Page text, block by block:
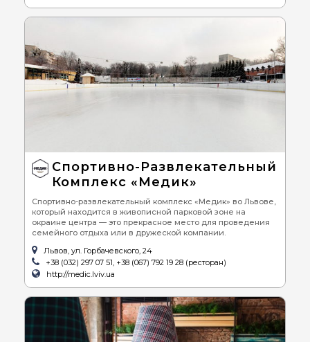
Спортивно-Развлекательный
Комплекс «Медик»
Спортивно-развлекательный комплекс «Медик» во Львове,
который находится в живописной парковой зоне на
окраине центра — это прекрасное место для проведения
семейного отдыха или в дружеской компании.
Львов, ул. Горбачевского, 24
+38 (032) 297 07 51, +38 (067) 792 19 28 (ресторан)
http://medic.lviv.ua